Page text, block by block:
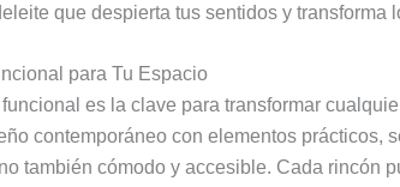
que despierta tus sentidos y transforma
para Tu Espacio
es la clave para transformar
contemporáneo con elementos prácticos,
también cómodo y accesible. Cada rincón